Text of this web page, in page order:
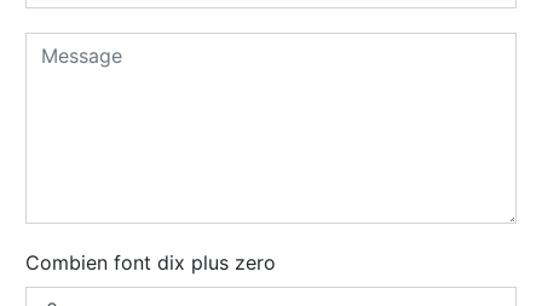
Combien font dix plus zero